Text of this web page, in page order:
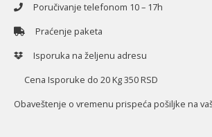
Poručivanje telefonom 10 – 17h
Praćenje paketa
Isporuka na željenu adresu
Cena Isporuke do 20 Kg 350 RSD
Obaveštenje o vremenu prispeća pošiljke na